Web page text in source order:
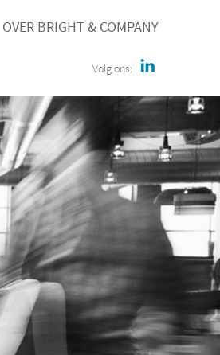
OVER BRIGHT & COMPANY
Volg ons: